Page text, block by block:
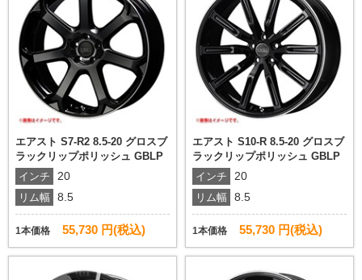
エアスト S7-R2 8.5-20 グロスブ
ラックリップポリッシュ GBLP
インチ
20
リム幅 8.5
1本価格 55,730 円(税込)
エアスト S10-R 8.5-20 グロスブ
ラックリップポリッシュ GBLP
インチ
20
リム幅 8.5
1本価格 55,730 円(税込)